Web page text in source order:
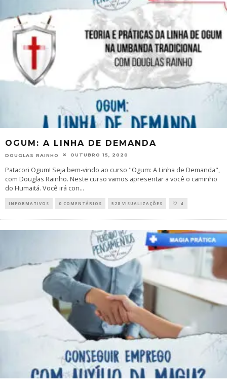
OGUM: A LINHA DE DEMANDA
DOUGLAS RAINHO OUTUBRO 15, 2020
Patacori Ogum! Seja bem-vindo ao curso "Ogum: A Linha de Demanda",
com Douglas Rainho. Neste curso vamos apresentar a você o caminho
do Humaitá. Você irá con...
INFORMATIVOS 0 COMENTÁRIOS 528 VISUALIZAÇÕES 4